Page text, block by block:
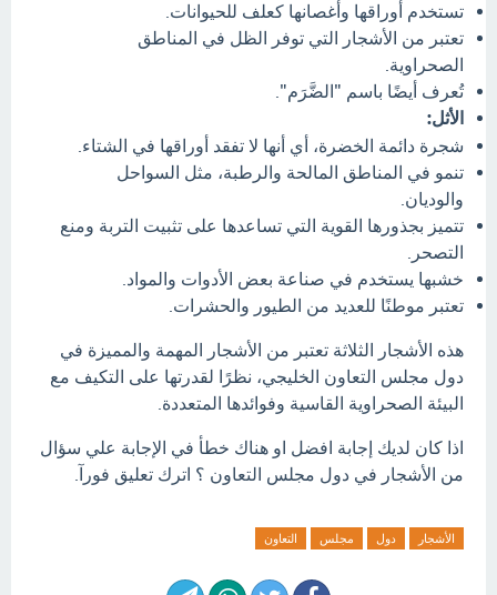
تستخدم أوراقها وأغصانها كعلف للحيوانات.
تعتبر من الأشجار التي توفر الظل في المناطق
الصحراوية.
تُعرف أيضًا باسم "الضَّرَم".
الأثل:
شجرة دائمة الخضرة، أي أنها لا تفقد أوراقها في الشتاء.
تنمو في المناطق المالحة والرطبة، مثل السواحل
والوديان.
تتميز بجذورها القوية التي تساعدها على تثبيت التربة ومنع
التصحر.
خشبها يستخدم في صناعة بعض الأدوات والمواد.
تعتبر موطنًا للعديد من الطيور والحشرات.
هذه الأشجار الثلاثة تعتبر من الأشجار المهمة والمميزة في
دول مجلس التعاون الخليجي، نظرًا لقدرتها على التكيف مع
البيئة الصحراوية القاسية وفوائدها المتعددة.
اذا كان لديك إجابة افضل او هناك خطأ في الإجابة علي سؤال
من الأشجار في دول مجلس التعاون ؟ اترك تعليق فورآ.
الأشجار دول مجلس التعاون